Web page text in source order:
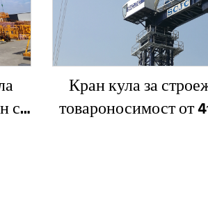
с
Кран кула за
товароносимост от